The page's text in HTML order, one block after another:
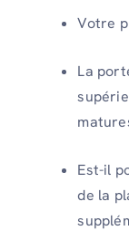
Votre
La
Est-il
de la